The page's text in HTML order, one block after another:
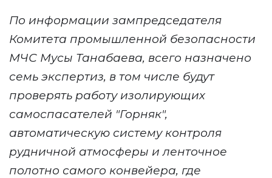
По информации зампредседателя
Комитета промышленной безопасности
МЧС Мусы Танабаева, всего назначено
семь экспертиз, в том числе будут
проверять работу изолирующих
самоспасателей "Горняк",
автоматическую систему контроля
рудничной атмосферы и ленточное
полотно самого конвейера, где